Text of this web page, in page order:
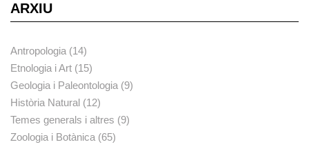
ARXIU
Antropologia (14)
Etnologia i Art (15)
Geologia i Paleontologia (9)
Història Natural (12)
Temes generals i altres (9)
Zoologia i Botànica (65)